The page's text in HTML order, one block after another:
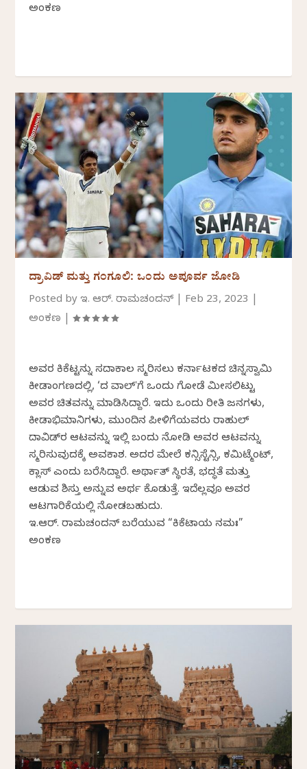
ಅಂಕಣ
ದ್ರಾವಿಡ್ ಮತ್ತು ಗಂಗೂಲಿ: ಒಂದು ಅಪೂರ್ವ ಜೋಡಿ
Posted byಇ. ಆರ್. ರಾಮಚಂದ್ರನ್ Feb 23, 2023
ಅಂಕಣ |
ಅವರ ಕ್ರಿಕೆಟ್ಟನ್ನು ಸದಾಕಾಲ ಸ್ಮರಿಸಲು ಕರ್ನಾಟಕದ ಚಿನ್ನಸ್ವಾಮಿ
ಕ್ರೀಡಾಂಗಣದಲ್ಲಿ, ‘ದ ವಾಲ್‌ʼಗೆ ಒಂದು ಗೋಡೆ ಮೀಸಲಿಟ್ಟು
ಅವರ ಚಿತ್ರವನ್ನು ಮಾಡಿಸಿದ್ದಾರೆ. ಇದು ಒಂದು ರೀತಿ ಜನಗಳು,
ಕ್ರೀಡಾಭಿಮಾನಿಗಳು, ಮುಂದಿನ ಪೀಳಿಗೆಯವರು ರಾಹುಲ್
ದ್ರಾವಿಡ್‌ರ ಆಟವನ್ನು ಇಲ್ಲಿ ಬಂದು ನೋಡಿ ಅವರ ಆಟವನ್ನು
ಸ್ಮರಿಸುವುದಕ್ಕೆ ಅವಕಾಶ. ಅದರ ಮೇಲೆ ಕನ್ಸಿಸ್ಟೆನ್ಸಿ, ಕಮಿಟ್ಮೆಂಟ್,
ಕ್ಲಾಸ್ ಎಂದು ಬರೆಸಿದ್ದಾರೆ. ಅರ್ಥಾತ್‌ ಸ್ಥಿರತೆ, ಭದ್ಧತೆ ಮತ್ತು
ಆಡುವ ಶಿಸ್ತು ಅನ್ನುವ ಅರ್ಥ ಕೊಡುತ್ತೆ. ಇದೆಲ್ಲವೂ ಅವರ
ಆಟಗಾರಿಕೆಯಲ್ಲಿ ನೋಡಬಹುದು.
ಇ.ಆರ್. ರಾಮಚಂದ್ರನ್ ಬರೆಯುವ “ಕ್ರಿಕೆಟಾಯ ನಮಃ”
ಅಂಕಣ